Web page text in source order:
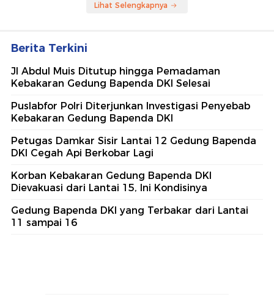
Lihat Selengkapnya
Berita Terkini
Jl Abdul Muis Ditutup hingga Pemadaman
Kebakaran Gedung Bapenda DKI Selesai
Puslabfor Polri Diterjunkan Investigasi Penyebab
Kebakaran Gedung Bapenda DKI
Petugas Damkar Sisir Lantai 12 Gedung Bapenda
DKI Cegah Api Berkobar Lagi
Korban Kebakaran Gedung Bapenda DKI
Dievakuasi dari Lantai 15, Ini Kondisinya
Gedung Bapenda DKI yang Terbakar dari Lantai
11 sampai 16